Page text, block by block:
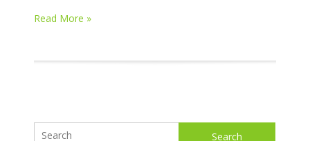
Read More »
Search